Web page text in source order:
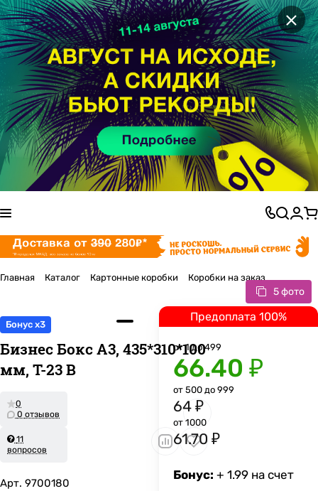
×
Главная Каталог Картонные коробки Коробки на заказ
5 фото
Бонус x3
Бизнес Бокс А3, 435*310*100
мм, Т-23 В
0
0 отзывов
11
вопросов
Арт. 9700180
Предоплата 100%
от 1 до 499
66.40 ₽
от 500 до 999
64 ₽
от 1000
61.70 ₽
Бонус: + 1.99 на счет